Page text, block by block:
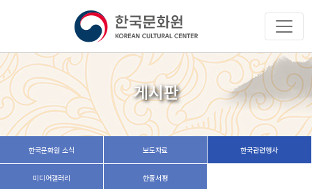
게시판
한국문화원 소식 보도자료 한국관련행사
미디어갤러리 한줄서평